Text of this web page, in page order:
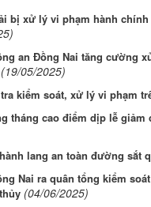
bị xử lý vi phạm hành
an Đồng Nai tăng cường
(19/05/2025)
kiểm soát, xử lý vi phạm
tháng cao điểm dịp lễ
lang an toàn đường sắt
Nai ra quân tổng kiểm
(04/06/2025)